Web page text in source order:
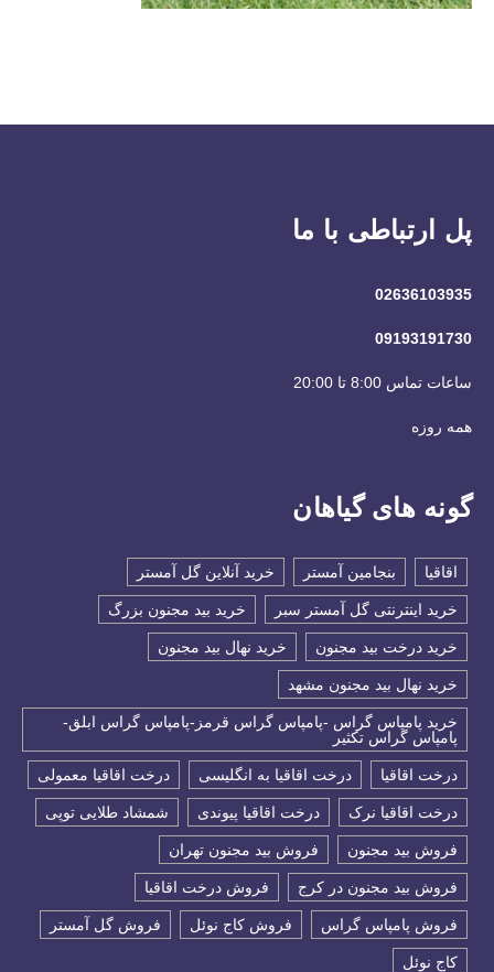
پل ارتباطی با ما
02636103935
09193191730
ساعات تماس 8:00 تا 20:00
همه روزه
گونه های گیاهان
اقاقیا بنجامین آمستر خرید آنلاین گل آمستر
خرید اینترنتی گل آمستر سبر خرید بید مجنون بزرگ
خرید درخت بید مجنون خرید نهال بید مجنون
خرید نهال بید مجنون مشهد
خرید پامپاس گراس -پامپاس گراس قرمز-پامپاس گراس ابلق-
پامپاس گراس تکثیر
درخت اقاقیا درخت اقاقیا به انگلیسی درخت اقاقیا معمولی
درخت اقاقیا نرک درخت اقاقیا پیوندی شمشاد طلایی توپی
فروش بید مجنون فروش بید مجنون تهران
فروش بید مجنون در کرج فروش درخت اقاقیا
فروش پامپاس گراس فروش کاج نوئل فروش گل آمستر
كاج نوئل